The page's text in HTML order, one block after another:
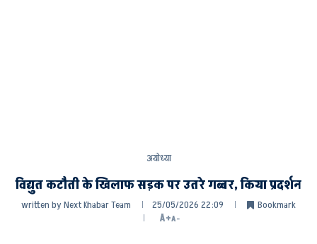
अयोध्या
विद्युत कटौती के खिलाफ सड़क पर उतरे गब्बर, किया प्रदर्शन
written byNext Khabar Team 25/05/2026 22:09
Bookmark
A+A-